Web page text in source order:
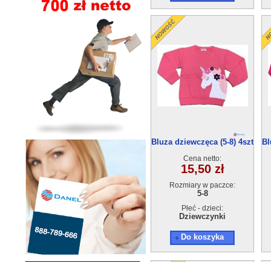
Bluza dziewczęca (5-8) 4szt
Cena netto:
15,50 zł
Rozmiary w paczce:
5-8
Płeć - dzieci:
Dziewczynki
Do koszyka